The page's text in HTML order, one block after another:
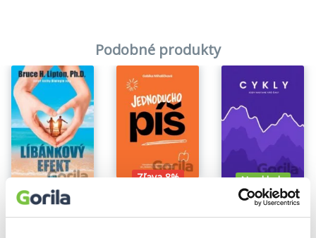
Podobné produkty
Na sklade
Líbánkový efekt
Bruce H. Lipton
Zľava 8%
24,20€
Na sklade
Cykly
David Zbojek